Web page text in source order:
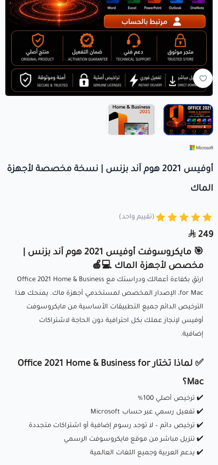
أوفيس 2021 هوم آند بزنس | نسخة مخصصة لأجهزة
الماك
(تقييم واحد)
249
🎯 مايكروسوفت أوفيس 2021 هوم آند بزنس |
مخصص لأجهزة الماك 💻🍎
ارتقِ بكفاءة أعمالك ودراستك مع Office 2021 Home & Business
for Mac، الإصدار المخصص لمستخدمي أجهزة ماك. يمنحك هذا
الترخيص الدائم جميع التطبيقات الأساسية من مايكروسوفت
أوفيس لإنجاز عملك بكل احترافية دون الحاجة لاشتراكات
إضافية.
✅ لماذا تختار Office 2021 Home & Business for
Mac؟
✔️ ترخيص أصلي 100%
✔️ تفعيل رسمي عبر حساب Microsoft
✔️ ترخيص دائم – لا توجد رسوم إضافية أو اشتراكات متجددة
✔️ تنزيل مباشر من موقع مايكروسوفت الرسمي
✔️ يدعم العربية وجميع اللغات العالمية
+966560492549
+966560492549
info@crezykey.com